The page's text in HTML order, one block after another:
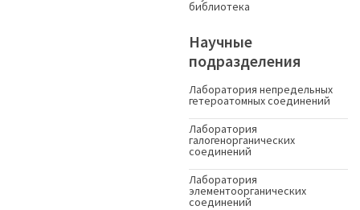
библиотека
Научные
подразделения
Лаборатория непредельных
гетероатомных соединений
Лаборатория
галогенорганических
соединений
Лаборатория
элементоорганических
соединений